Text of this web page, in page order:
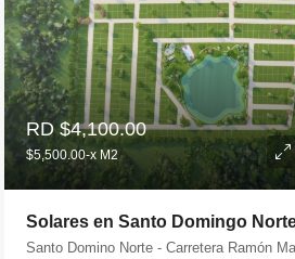
RD $4,100.00
$5,500.00-x M2
Santo Domino Norte - Carretera Ramón